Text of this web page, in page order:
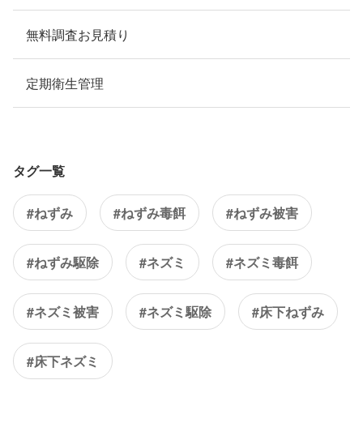
無料調査お見積り
定期衛生管理
タグ一覧
#ねずみ #ねずみ毒餌 #ねずみ被害
#ねずみ駆除 #ネズミ #ネズミ毒餌
#ネズミ被害 #ネズミ駆除 #床下ねずみ
#床下ネズミ